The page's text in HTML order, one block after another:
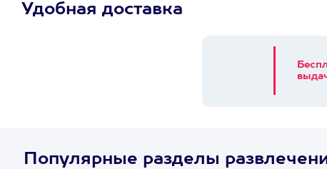
Удобная доставка
Популярные разделы